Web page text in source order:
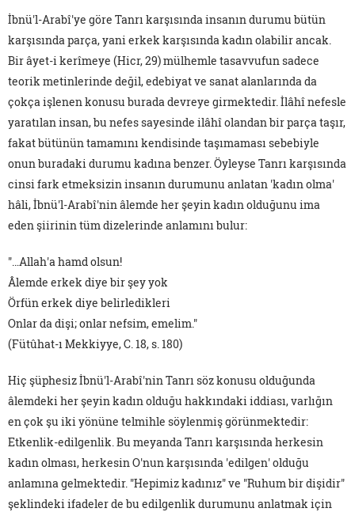
İbnü'l-Arabî'ye göre Tanrı karşısında insanın durumu bütün
karşısında parça, yani erkek karşısında kadın olabilir ancak.
Bir âyet-i kerîmeye (Hicr, 29) mülhemle tasavvufun sadece
teorik metinlerinde değil, edebiyat ve sanat alanlarında da
çokça işlenen konusu burada devreye girmektedir. İlâhî nefesle
yaratılan insan, bu nefes sayesinde ilâhî olandan bir parça taşır,
fakat bütünün tamamını kendisinde taşımaması sebebiyle
onun buradaki durumu kadına benzer. Öyleyse Tanrı karşısında
cinsi fark etmeksizin insanın durumunu anlatan 'kadın olma'
hâli, İbnü'l-Arabî'nin âlemde her şeyin kadın olduğunu ima
eden şiirinin tüm dizelerinde anlamını bulur:
"…Allah'a hamd olsun!
Âlemde erkek diye bir şey yok
Örfün erkek diye belirledikleri
Onlar da dişi; onlar nefsim, emelim."
(Fütûhat-ı Mekkiyye, C. 18, s. 180)
Hiç şüphesiz İbnü'l-Arabî'nin Tanrı söz konusu olduğunda
âlemdeki her şeyin kadın olduğu hakkındaki iddiası, varlığın
en çok şu iki yönüne telmihle söylenmiş görünmektedir:
Etkenlik-edilgenlik. Bu meyanda Tanrı karşısında herkesin
kadın olması, herkesin O'nun karşısında 'edilgen' olduğu
anlamına gelmektedir. "Hepimiz kadınız" ve "Ruhum bir dişidir"
şeklindeki ifadeler de bu edilgenlik durumunu anlatmak için